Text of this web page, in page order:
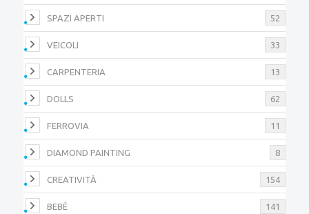
SPAZI APERTI 52
VEICOLI 33
CARPENTERIA 13
DOLLS 62
FERROVIA 11
DIAMOND PAINTING 8
CREATIVITÀ 154
BEBÈ 141